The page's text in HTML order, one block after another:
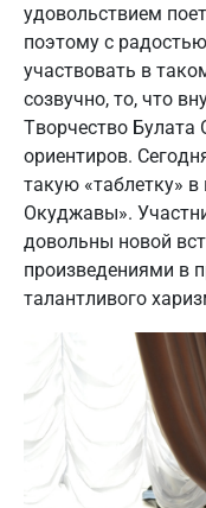
удовольствием
поэтому с
участвовать в
созвучно, то, что
Творчество
ориентиров.
такую «таблетку» в
Окуджавы».
довольны новой
произведениями в
талантливого